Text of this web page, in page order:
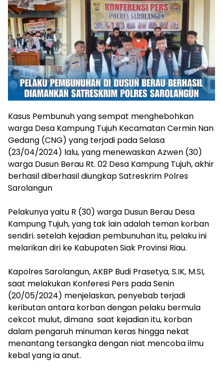
Kasus Pembunuh yang sempat menghebohkan
warga Desa Kampung Tujuh Kecamatan Cermin Nan
Gedang (CNG) yang terjadi pada Selasa
(23/04/2024) lalu, yang menewaskan Azwen (30)
warga Dusun Berau Rt. 02 Desa Kampung Tujuh, akhir
berhasil diberhasil diungkap Satreskrim Polres
Sarolangun
Pelakunya yaitu R (30) warga Dusun Berau Desa
Kampung Tujuh, yang tak lain adalah teman korban
sendiri. setelah kejadian pembunuhan itu, pelaku ini
melarikan diri ke Kabupaten Siak Provinsi Riau.
Kapolres Sarolangun, AKBP Budi Prasetya, S.IK, M.SI,
saat melakukan Konferesi Pers pada Senin
(20/05/2024) menjelaskan, penyebab terjadi
keributan antara korban dengan pelaku bermula
cekcot mulut, dimana saat kejadian itu, korban
dalam pengaruh minuman keras hingga nekat
menantang tersangka dengan niat mencoba ilmu
kebal yang ia anut.